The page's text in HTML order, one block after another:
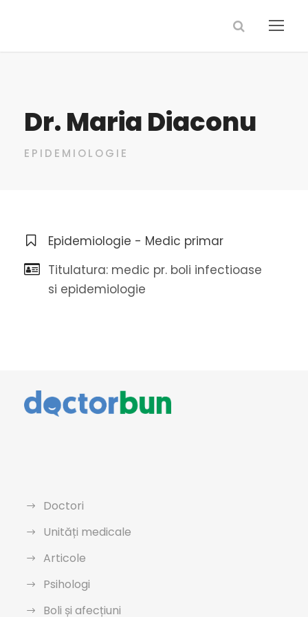
Dr. Maria Diaconu
EPIDEMIOLOGIE
Epidemiologie - Medic primar
Titulatura: medic pr. boli infectioase
si epidemiologie
Doctori
Unități medicale
Articole
Psihologi
Boli și afecțiuni